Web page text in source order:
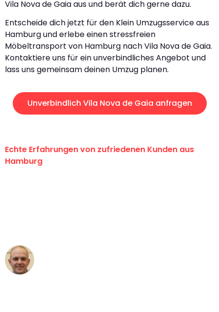
Vila Nova de Gaia aus und berät dich gerne dazu.
Entscheide dich jetzt für den Klein Umzugsservice aus
Hamburg und erlebe einen stressfreien
Möbeltransport von Hamburg nach Vila Nova de Gaia.
Kontaktiere uns für ein unverbindliches Angebot und
lass uns gemeinsam deinen Umzug planen.
Unverbindlich Vila Nova de Gaia anfragen
Echte Erfahrungen von zufriedenen Kunden aus
Hamburg